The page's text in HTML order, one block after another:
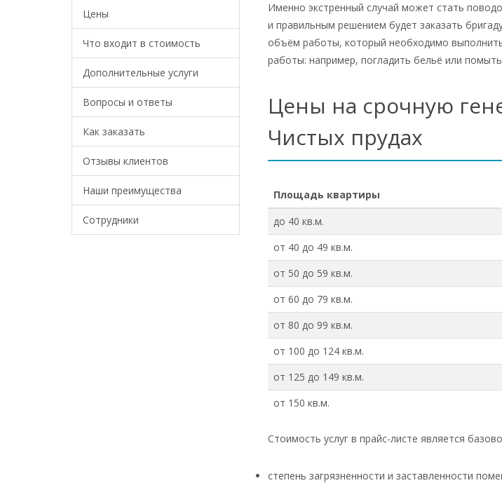
Цены
Что входит в стоимость
Дополнительные услуги
Вопросы и ответы
Как заказать
Отзывы клиентов
Наши преимущества
Сотрудники
Именно экстренный случай может стать
и правильным решением будет заказать
объём работы, который необходимо
работы: например, погладить бельё или помыть
Цены на срочную
Чистых прудах
Площадь квартиры
до 40 кв.м.
от 40 до 49 кв.м.
от 50 до 59 кв.м.
от 60 до 79 кв.м.
от 80 до 99 кв.м.
от 100 до 124 кв.м.
от 125 до 149 кв.м.
от 150 кв.м.
Стоимость услуг в прайс-листе является
степень загрязненности и заставленности